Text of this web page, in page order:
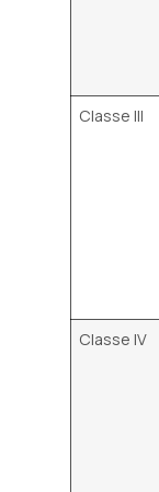
Classe III
Classe IV